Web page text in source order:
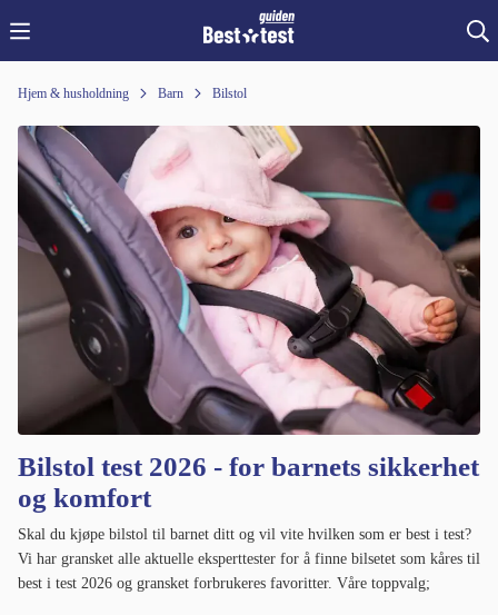
Hjem & husholdning Barn Bilstol
Bilstol test 2026 - for barnets sikkerhet
og komfort
Skal du kjøpe bilstol til barnet ditt og vil vite hvilken som er best i test?
Vi har gransket alle aktuelle eksperttester for å finne bilsetet som kåres til
best i test 2026 og gransket forbrukeres favoritter. Våre toppvalg;